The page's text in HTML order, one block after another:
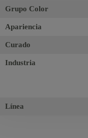
Grupo Color
Apariencia
Curado
Industria
Línea